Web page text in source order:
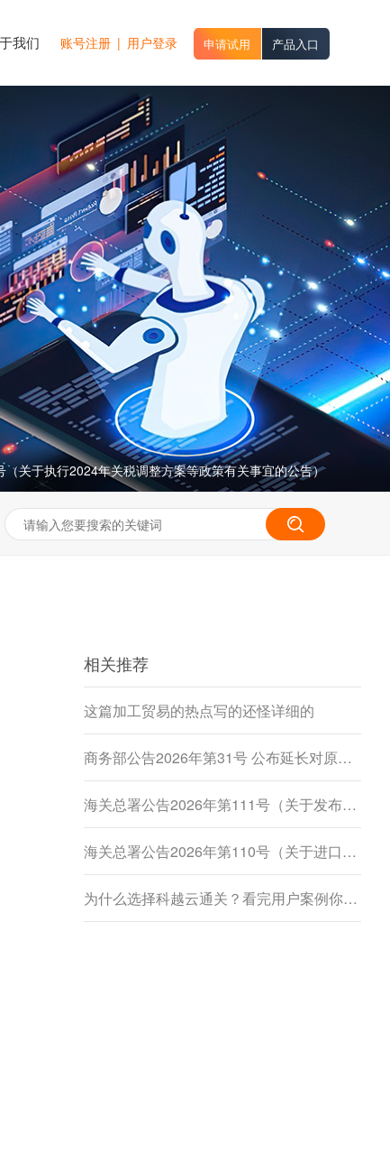
我们 账号注册 | 用户登录 申请试用 产品入口
关于执行2024年关税调整方案等政策有关事宜的公告）
相关推荐
这篇加工贸易的热点写的还怪详细的
商务部公告2026年第31号 公布延长对原产于加拿大的进口豌豆淀粉反倾销调查期限决定
海关总署公告2026年第111号（关于发布《进出境动植物检疫处理监督管理工作规定》《进出境卫生处理监督管理工作规定》的公告）
海关总署公告2026年第110号（关于进口柬埔寨鲜食菠萝蜜植物检疫要求的公告）
为什么选择科越云通关？看完用户案例你就懂了